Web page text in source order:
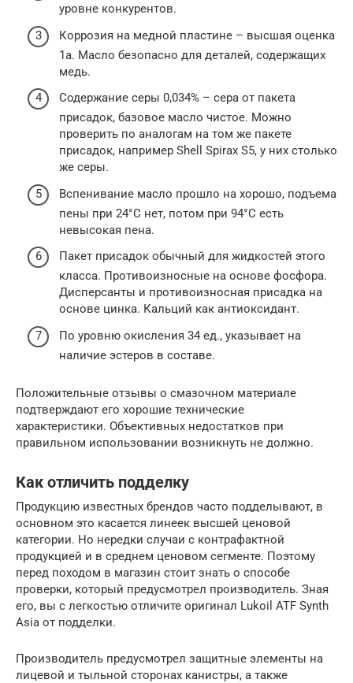
уровне конкурентов.
Коррозия на медной пластине – высшая оценка
1а. Масло безопасно для деталей, содержащих
медь.
Содержание серы 0,034% – сера от пакета
присадок, базовое масло чистое. Можно
проверить по аналогам на том же пакете
присадок, например Shell Spirax S5, у них столько
же серы.
Вспенивание масло прошло на хорошо, подъема
пены при 24°С нет, потом при 94°С есть
невысокая пена.
Пакет присадок обычный для жидкостей этого
класса. Противоизносные на основе фосфора.
Дисперсанты и противоизносная присадка на
основе цинка. Кальций как антиоксидант.
По уровню окисления 34 ед., указывает на
наличие эстеров в составе.
Положительные отзывы о смазочном материале
подтверждают его хорошие технические
характеристики. Объективных недостатков при
правильном использовании возникнуть не должно.
Как отличить подделку
Продукцию известных брендов часто подделывают, в
основном это касается линеек высшей ценовой
категории. Но нередки случаи с контрафактной
продукцией и в среднем ценовом сегменте. Поэтому
перед походом в магазин стоит знать о способе
проверки, который предусмотрел производитель. Зная
его, вы с легкостью отличите оригинал Lukoil ATF Synth
Asia от подделки.
Производитель предусмотрел защитные элементы на
лицевой и тыльной сторонах канистры, а также